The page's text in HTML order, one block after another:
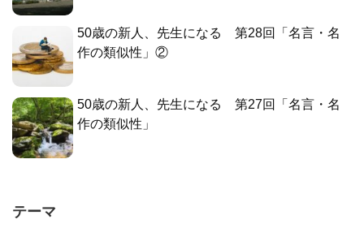
50歳の新人、先生になる 第28回「名言・名
作の類似性」②
50歳の新人、先生になる 第27回「名言・名
作の類似性」
テーマ